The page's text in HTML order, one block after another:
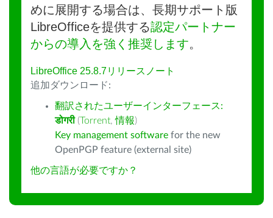
めに展開する場合は、長期サポート版
LibreOfficeを提供する認定パートナー
からの導入を強く推奨します。
LibreOffice 25.8.7リリースノート
追加ダウンロード:
翻訳されたユーザーインターフェース:
डोगरी (Torrent,情報)
Key management software for the new
OpenPGP feature (external site)
他の言語が必要ですか？